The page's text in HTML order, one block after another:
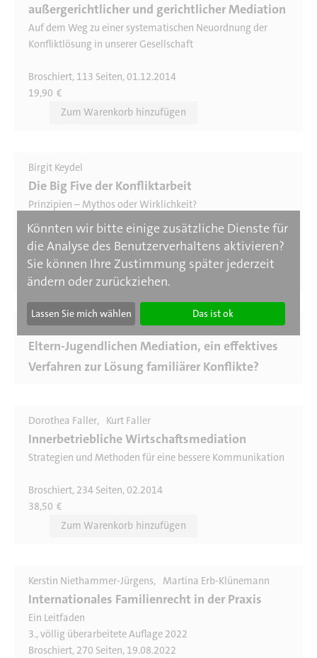
außergerichtlicher und gerichtlicher Mediation
Auf dem Weg zu einer systematischen Neuordnung der
Konfliktlösung in unserer Gesellschaft
Broschiert, 113 Seiten, 01.12.2014
19,90 €
Birgit Keydel
Die Big Five der Konfliktarbeit
Prinzipien – Mythos oder Wirklichkeit?
Gebunden, 297 Seiten, 05.10.2021
34,60 €
Barbara Kulemeier
Eltern-Jugendlichen Mediation, ein effektives
Verfahren zur Lösung familiärer Konflikte?
Dorothea Faller Kurt Faller
Innerbetriebliche Wirtschaftsmediation
Strategien und Methoden für eine bessere Kommunikation
Broschiert, 234 Seiten, 02.2014
38,50 €
Kerstin Niethammer-Jürgens Martina Erb-Klünemann
Internationales Familienrecht in der Praxis
Ein Leitfaden
3., völlig überarbeitete Auflage 2022
Broschiert, 270 Seiten, 19.08.2022
Könnten wir bitte einige zusätzliche Dienste für
die Analyse des Benutzerverhaltens aktivieren?
Sie können Ihre Zustimmung später jederzeit
ändern oder zurückziehen.
Lassen Sie mich wählen Das ist ok